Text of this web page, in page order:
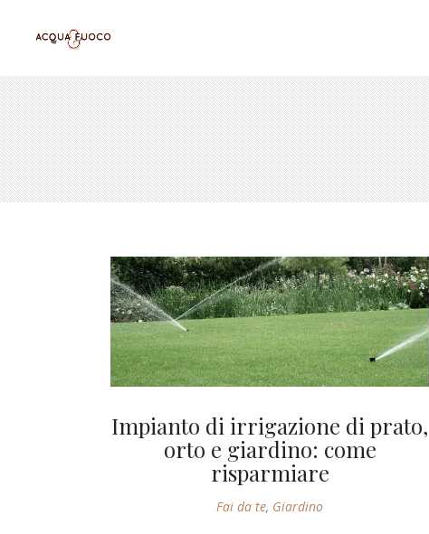
Impianto di irrigazione di prato,
orto e giardino: come
risparmiare
Fai da te, Giardino